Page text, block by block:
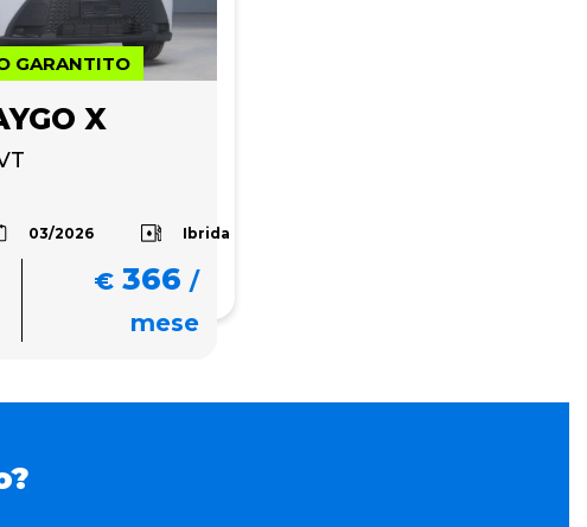
GARANTITO
X
03/2026 Ibrida
€ 366 /
mese